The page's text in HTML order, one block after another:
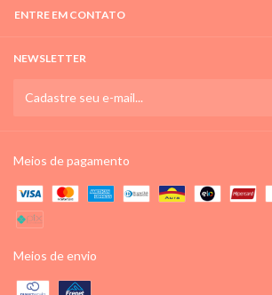
ENTRE EM CONTATO
NEWSLETTER
Meios de pagamento
Meios de envio